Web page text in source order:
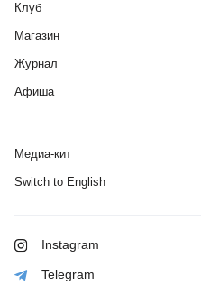
Клуб
Магазин
Журнал
Афиша
Медиа-кит
Switch to English
Instagram
Telegram